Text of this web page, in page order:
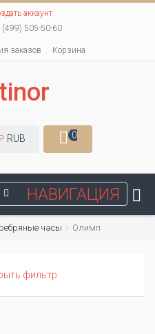
аккаунт
505-50-60
заказов Корзина
RUB 0
НАВИГАЦИЯ
часы Олимп
фильтр